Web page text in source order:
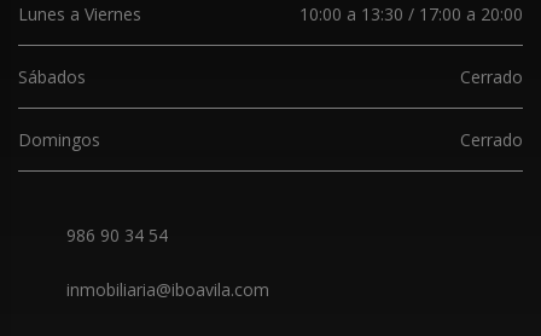
Lunes a Viernes 10:00 a 13:30 / 17:00 a 20:00
Sábados Cerrado
Domingos Cerrado
986 90 34 54
inmobiliaria@iboavila.com